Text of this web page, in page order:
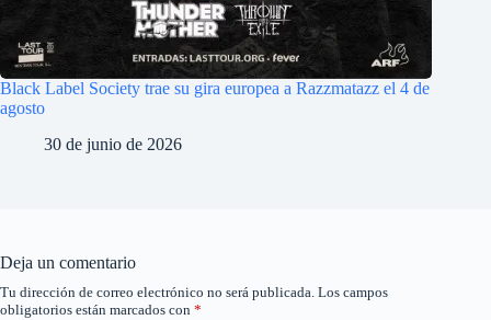
Black Label Society trae su gira europea a Razzmatazz el 4 de
agosto
30 de junio de 2026
Deja un comentario
Tu dirección de correo electrónico no será publicada. Los campos
obligatorios están marcados con *